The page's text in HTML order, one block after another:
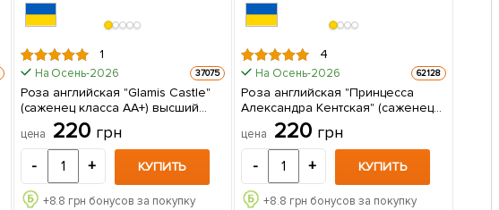
1
На Осень-2026 37075
Роза английская "Glamis Castle"
(саженец класса АА+) высший
сорт 1 шт в упаковке
цена 220 грн
- + КУПИТЬ
+8.8 грн бонусов за покупку
4
На Осень-2026 62128
Роза английская "Принцесса
Александра Кентская" (саженец
класса АА+) высший сорт 1
саженец в упаковке
цена 220 грн
- + КУПИТЬ
+8.8 грн бонусов за покупку